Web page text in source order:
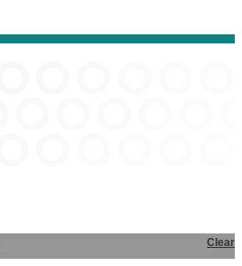
Clear